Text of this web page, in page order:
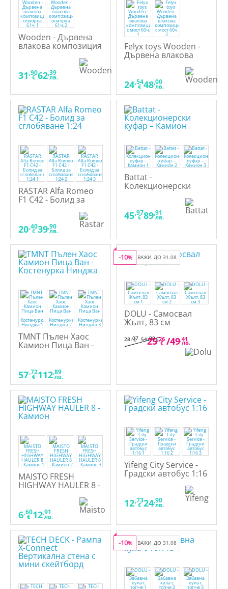
Wooden - Дървена
влакова композиция
31,90
€ 62,39
лв.
Felyx toys Wooden -
Дървена влакова
композиция с мост
24,54
€ 48,00
лв.
RASTAR Alfa Romeo
F1 C42 - Болид за
20,40
€ 39,90
лв.
Battat -
Колекционерски
куфар – Камион
45,97
€ 89,91
лв.
TMNT Пълен Хаос
Камион Пица Ван -
57,72
€ 112,89
лв.
ВАЖИ ДО 31.08
-10%
DOLU - Самосвал
Жълт, 83 см
28,07
€ 54,90лв.
25,26
€ /49 ,41
лв.
MAISTO FRESH
HIGHWAY HAULER 8 -
6,60
€ 12,91
лв.
Yifeng City Service -
Градски автобус 1:16
12,73
€ 24,90
лв.
ВАЖИ ДО 31.08
-10%